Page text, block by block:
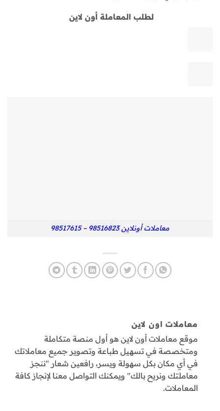
لطلب المعاملة أون لاين
معاملات أونلاين 98516823 – 98517615
معاملات اون لاين
موقع معاملات أون لاين هو أول منصة متكاملة
ومتخصصة في تسهيل طباعة وتصوير جميع معاملاتك
في أي مكان بكل سهولة ويسر، رافعين شعار "ننجز
معاملتك ونريح بالك" ويمكنك التواصل معنا لإنجاز كافة
المعاملات.